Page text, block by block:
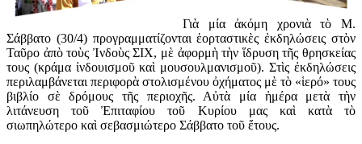
Γιὰ μία ἀκόμη χρονιὰ τὸ Μ.
Σάββατο (30/4) προγραμματίζονται ἑορταστικὲς ἐκδηλώσεις στὸν
Ταῦρο ἀπὸ τοὺς Ἰνδοὺς ΣΙΧ, μὲ ἀφορμὴ τὴν ἵδρυση τῆς θρησκείας
τους (κράμα ἰνδουισμοῦ καὶ μουσουλμανισμοῦ). Στὶς ἐκδηλώσεις
περιλαμβάνεται περιφορὰ στολισμένου ὀχήματος μὲ τὸ «ἱερό» τους
βιβλίο σὲ δρόμους τῆς περιοχῆς. Αὐτὰ μία ἡμέρα μετὰ τὴν
λιτάνευση τοῦ Ἐπιταφίου τοῦ Κυρίου μας καὶ κατὰ τὸ
σιωπηλώτερο καὶ σεβασμιώτερο Σάββατο τοῦ ἔτους.